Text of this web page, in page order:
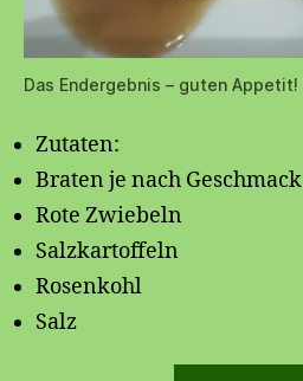
Das Endergebnis – guten Appetit!
Zutaten:
Braten je nach Geschmack
Rote Zwiebeln
Salzkartoffeln
Rosenkohl
Salz